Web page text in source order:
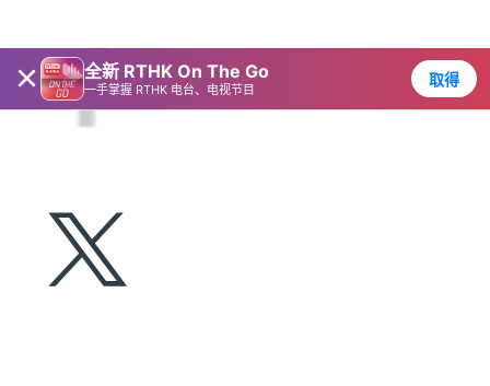
× 全新 RTHK On The Go
一手掌握 RTHK 电台、电视节目
取得